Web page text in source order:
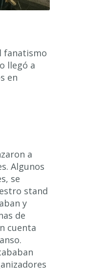
fanatismo
llegó a
en
a
Algunos
se
stand
y
de
cuenta